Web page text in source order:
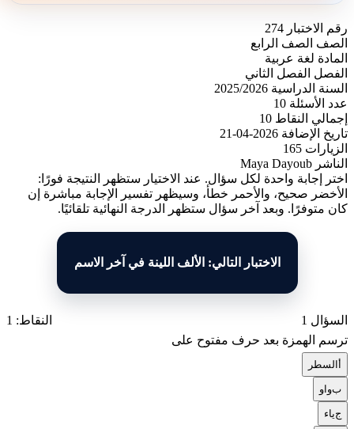
رقم الاختبار 274
الصف
الصف الرابع
المادة لغة عربية
الفصل
الفصل الثاني
السنة الدراسية 2025/2026
عدد الأسئلة 10
إجمالي النقاط 10
تاريخ الإضافة 2026-04-21
الزيارات 165
الناشر Maya Dayoub
اختر إجابة واحدة لكل سؤال. عند الاختيار ستظهر النتيجة فورًا:
الأخضر صحيح، والأحمر خطأ، وسيظهر تفسير الإجابة مباشرة إن
كان متوفرًا. وبعد آخر سؤال ستظهر الدرجة النهائية تلقائيًا.
الاختبار التالي: الألف اللينة في آخر الاسم
السؤال 1
النقاط: 1
ترسم الهمزة بعد حرف مفتوح على
السطر
بواو
جياء